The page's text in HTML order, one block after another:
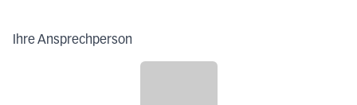
Ihre Ansprechperson